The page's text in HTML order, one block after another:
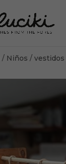
/ Niños /vestidos